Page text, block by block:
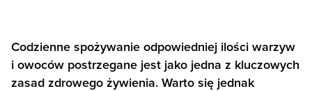
Codzienne spożywanie odpowiedniej ilości warzyw
i owoców postrzegane jest jako jedna z kluczowych
zasad zdrowego żywienia. Warto się jednak